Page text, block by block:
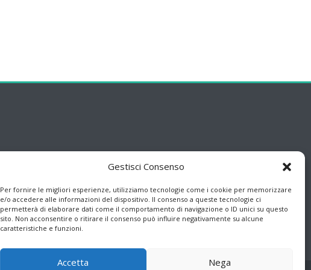
Gestisci Consenso
Per fornire le migliori esperienze, utilizziamo tecnologie come i cookie per memorizzare
e/o accedere alle informazioni del dispositivo. Il consenso a queste tecnologie ci
permetterà di elaborare dati come il comportamento di navigazione o ID unici su questo
sito. Non acconsentire o ritirare il consenso può influire negativamente su alcune
caratteristiche e funzioni.
Accetta Nega